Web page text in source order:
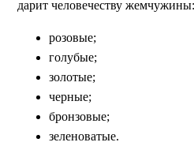
дарит человечеству жемчужины:
розовые;
голубые;
золотые;
черные;
бронзовые;
зеленоватые.